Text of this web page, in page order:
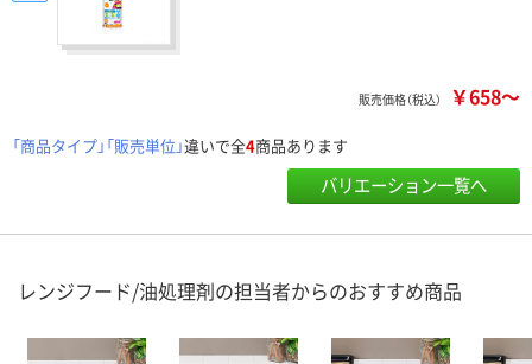
販売価格（税込） ￥658～
「商品タイプ」「販売単位」違いで全4商品あります
バリエーション一覧へ
レンジフード/油処理剤の担当者からのおすすめ商品